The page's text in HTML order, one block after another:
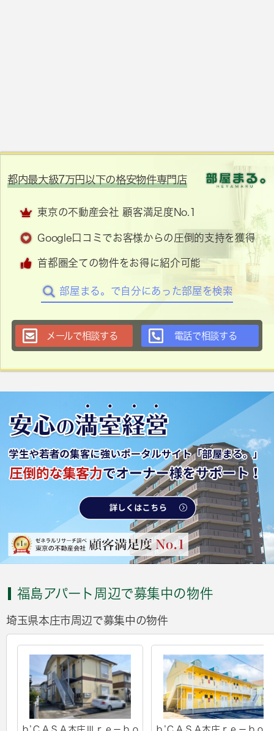
都内最大級7万円以下の格安物件専門店
東京の不動産会社 顧客満足度No.1
Google口コミでお客様からの圧倒的支持を獲得
首都圏全ての物件をお得に紹介可能
部屋まる。で自分にあった部屋を検索
メールで相談する 電話で相談する
福島アパート周辺で募集中の物件
埼玉県本庄市周辺で募集中の物件